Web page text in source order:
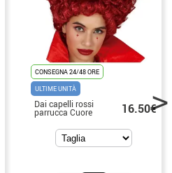
CONSEGNA 24/48 ORE
ULTIME UNITÀ
Dai capelli rossi
parrucca Cuore 16.50€